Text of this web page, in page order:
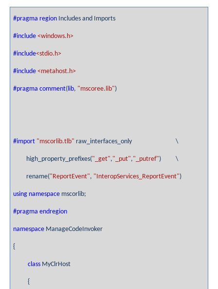
#pragma regionIncludes and Imports
#include <windows.h>
#include<stdio.h>
#include <metahost.h>
#pragma comment(lib, "mscoree.lib")
#import "mscorlib.tlb" raw_interfaces_only \
high_property_prefixes("_get","_put","_putref") \
rename("ReportEvent", "InteropServices_ReportEvent")
using namespacemscorlib;
#pragma endregion
namespaceManageCodeInvoker
{
classMyClrHost
{